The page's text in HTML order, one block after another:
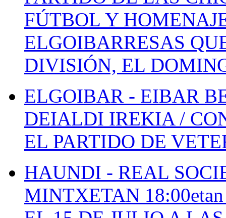
FÚTBOL Y
ELGOIBARRESAS
DIVISIÓN, EL
ELGOIBAR - EIBAR
DEIALDI IREKIA /
EL PARTIDO DE
HAUNDI - REAL
MINTXETAN